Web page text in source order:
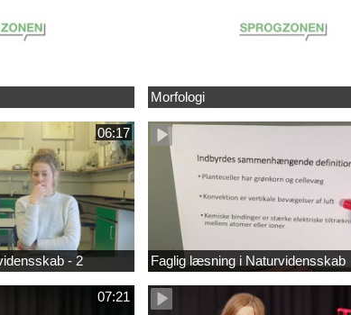
Morfologi
06:17
- 2 Faglig læsning i Naturvidensskab
07:21